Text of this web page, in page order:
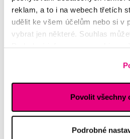
reklam, a to i na webech třetích
udělit ke všem účelům nebo si v
vybrat jen některé. Souhlas
Povolit všechny
Podrobné
Odborná zubní
Alena
odborná